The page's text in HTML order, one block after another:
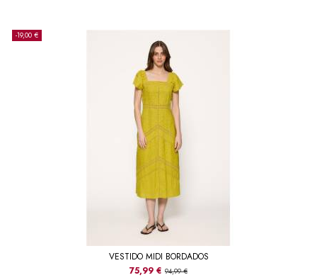
-19,00 €
VESTIDO MIDI BORDADOS
75,99 € 94,99 €